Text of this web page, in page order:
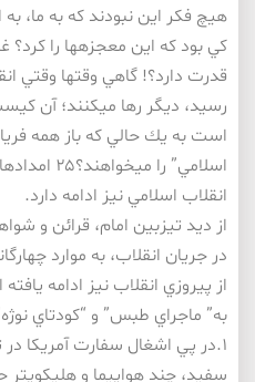
هيچ فكر اين نبودند كه به ما،
كي بود كه اين معجزهها را
قدرت دارد؟! گاهي وقتها وقتي
رسيد، ديگر رها ميكنند؛ آن
است به يك حالي كه باز همه
اسلامي” را
انقلاب اسلامي نيز ادامه دارد.
از ديد تيزبين امام، قرائن و
در جريان انقلاب، به موارد
از پيروزي انقلاب نيز ادامه
به” ماجراي طبس” و “كودتاي
۱.در پي اشغال سفارت آمريكا در
سفيد، چند هواپيما و هليكوپتر